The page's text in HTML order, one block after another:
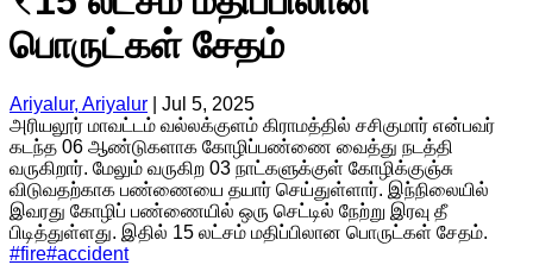
பொருட்கள் சேதம்
Ariyalur, Ariyalur
Jul 5, 2025
அரியலூர் மாவட்டம் வல்லக்குளம் கிராமத்தில் சசிகுமார் என்பவர்
கடந்த 06 ஆண்டுகளாக கோழிப்பண்ணை வைத்து நடத்தி
வருகிறார். மேலும் வருகிற 03 நாட்களுக்குள் கோழிக்குஞ்சு
விடுவதற்காக பண்ணையை தயார் செய்துள்ளார். இந்நிலையில்
இவரது கோழிப் பண்ணையில் ஒரு செட்டில் நேற்று இரவு தீ
பிடித்துள்ளது. இதில் 15 லட்சம் மதிப்பிலான பொருட்கள் சேதம்.
#fire#accident